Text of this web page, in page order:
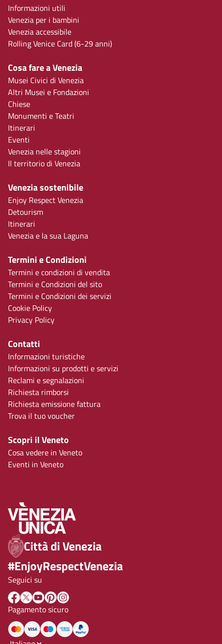
Informazioni utili
Venezia per i bambini
Venezia accessibile
Rolling Venice Card (6-29 anni)
Cosa fare a Venezia
Musei Civici di Venezia
Altri Musei e Fondazioni
Chiese
Monumenti e Teatri
Itinerari
Eventi
Venezia nelle stagioni
Il territorio di Venezia
Venezia sostenibile
Enjoy Respect Venezia
Detourism
Itinerari
Venezia e la sua Laguna
Termini e Condizioni
Termini e condizioni di vendita
Termini e Condizioni del sito
Termini e Condizioni dei servizi
Cookie Policy
Privacy Policy
Contatti
Informazioni turistiche
Informazioni su prodotti e servizi
Reclami e segnalazioni
Richiesta rimborsi
Richiesta emissione fattura
Trova il tuo voucher
Scopri il Veneto
Cosa vedere in Veneto
Eventi in Veneto
Città di Venezia
#EnjoyRespectVenezia
Seguici su
Pagamento sicuro